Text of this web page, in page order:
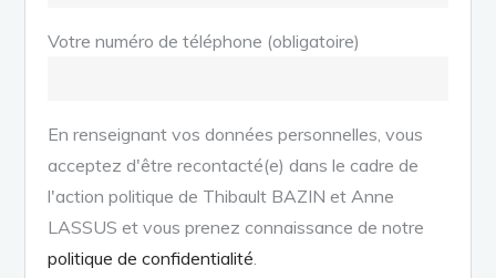
Votre numéro de téléphone (obligatoire)
En renseignant vos données personnelles, vous
acceptez d'être recontacté(e) dans le cadre de
l'action politique de Thibault BAZIN et Anne
LASSUS et vous prenez connaissance de notre
politique de confidentialité